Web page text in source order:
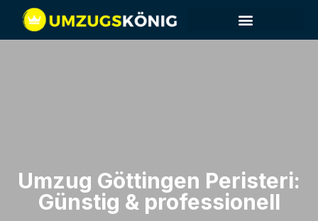
Umzug Göttingen​ Peristeri:
Günstig & professionell​